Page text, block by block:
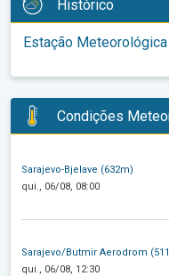
Histórico
Estação
Condições
Sarajevo-Bjelave (632m)
qui., 06/08, 08:00
Sarajevo/Butmir Aerodrom
qui., 06/08, 12:30